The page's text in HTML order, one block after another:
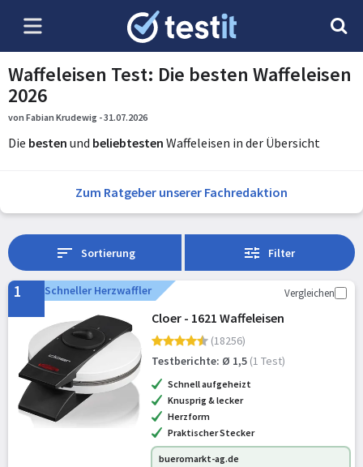
Waffeleisen Test: Die besten Waffeleisen
2026
von Fabian Krudewig - 31.07.2026
Die besten und beliebtesten Waffeleisen in der Übersicht
Zum Ratgeber unserer Fachredaktion
Sortierung Filter
1 Schneller Herzwaffler Vergleichen
Cloer - 1621 Waffeleisen
(18256)
Testberichte: Ø 1,5 (1 Test)
Schnell aufgeheizt
Knusprig & lecker
Herzform
Praktischer Stecker
bueromarkt-ag.de